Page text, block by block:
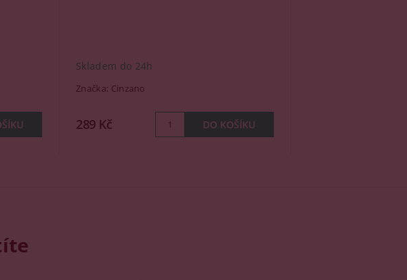
Skladem do 24h
Značka: Cinzano
289 Kč